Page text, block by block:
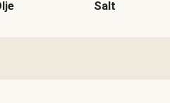
Salt